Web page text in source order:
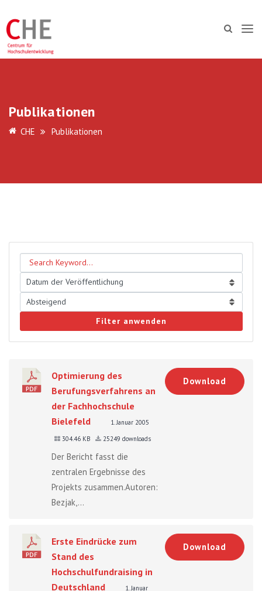
Publikationen
CHE Publikationen
Filter anwenden
Optimierung des
Berufungsverfahrens an
der Fachhochschule
Bielefeld
1. Januar 2005
304.46 KB
25249 downloads
Der Bericht fasst die
zentralen Ergebnisse des
Projekts zusammen.Autoren:
Bezjak,...
Download
Erste Eindrücke zum
Stand des
Hochschulfundraising in
Deutschland
1. Januar
Download